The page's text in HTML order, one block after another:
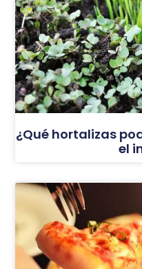
¿Qué hortalizas
el